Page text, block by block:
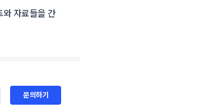
와 자료들을 간
문의하기